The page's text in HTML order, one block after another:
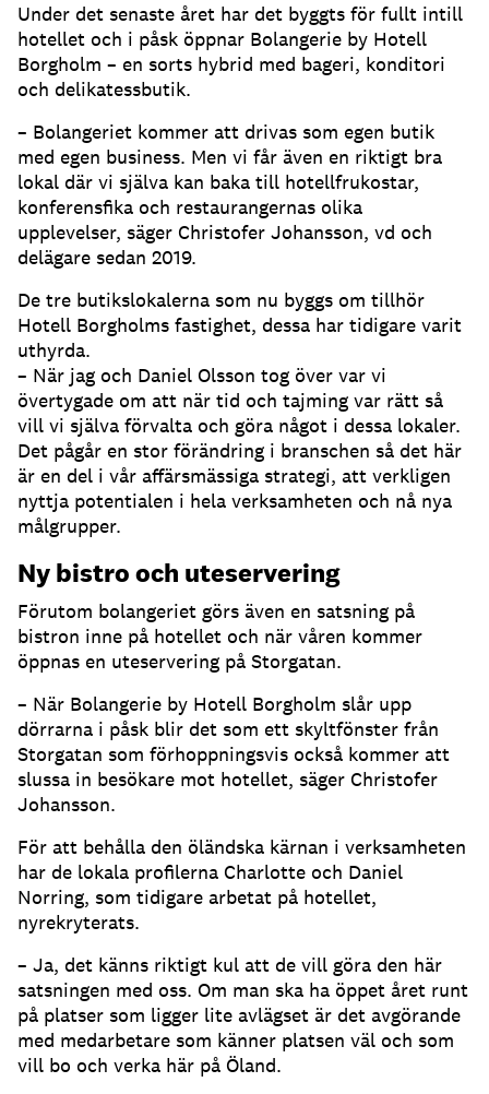
Under det senaste året har det byggts för fullt intill
hotellet och i påsk öppnar Bolangerie by Hotell
Borgholm – en sorts hybrid med bageri, konditori
och delikatessbutik.
– Bolangeriet kommer att drivas som egen butik
med egen business. Men vi får även en riktigt bra
lokal där vi själva kan baka till hotellfrukostar,
konferensfika och restaurangernas olika
upplevelser, säger Christofer Johansson, vd och
delägare sedan 2019.
De tre butikslokalerna som nu byggs om tillhör
Hotell Borgholms fastighet, dessa har tidigare varit
uthyrda.
– När jag och Daniel Olsson tog över var vi
övertygade om att när tid och tajming var rätt så
vill vi själva förvalta och göra något i dessa lokaler.
Det pågår en stor förändring i branschen så det här
är en del i vår affärsmässiga strategi, att verkligen
nyttja potentialen i hela verksamheten och nå nya
målgrupper.
Ny bistro och uteservering
Förutom bolangeriet görs även en satsning på
bistron inne på hotellet och när våren kommer
öppnas en uteservering på Storgatan.
– När Bolangerie by Hotell Borgholm slår upp
dörrarna i påsk blir det som ett skyltfönster från
Storgatan som förhoppningsvis också kommer att
slussa in besökare mot hotellet, säger Christofer
Johansson.
För att behålla den öländska kärnan i verksamheten
har de lokala profilerna Charlotte och Daniel
Norring, som tidigare arbetat på hotellet,
nyrekryterats.
– Ja, det känns riktigt kul att de vill göra den här
satsningen med oss. Om man ska ha öppet året runt
på platser som ligger lite avlägset är det avgörande
med medarbetare som känner platsen väl och som
vill bo och verka här på Öland.